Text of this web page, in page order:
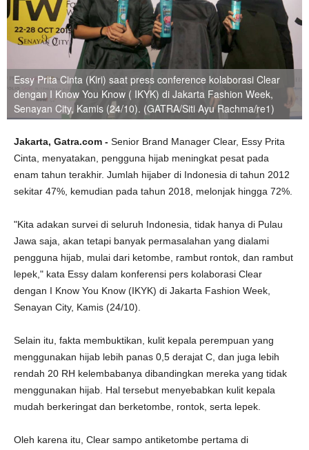
Essy Prita Cinta (Kiri) saat press conference kolaborasi Clear
dengan I Know You Know ( IKYK) di Jakarta Fashion Week,
Senayan City, Kamis (24/10). (GATRA/Siti Ayu Rachma/re1)
Jakarta, Gatra.com - Senior Brand Manager Clear, Essy Prita
Cinta, menyatakan, pengguna hijab meningkat pesat pada
enam tahun terakhir. Jumlah hijaber di Indonesia di tahun 2012
sekitar 47%, kemudian pada tahun 2018, melonjak hingga 72%.
"Kita adakan survei di seluruh Indonesia, tidak hanya di Pulau
Jawa saja, akan tetapi banyak permasalahan yang dialami
pengguna hijab, mulai dari ketombe, rambut rontok, dan rambut
lepek," kata Essy dalam konferensi pers kolaborasi Clear
dengan I Know You Know (IKYK) di Jakarta Fashion Week,
Senayan City, Kamis (24/10).
Selain itu, fakta membuktikan, kulit kepala perempuan yang
menggunakan hijab lebih panas 0,5 derajat C, dan juga lebih
rendah 20 RH kelembabanya dibandingkan mereka yang tidak
menggunakan hijab. Hal tersebut menyebabkan kulit kepala
mudah berkeringat dan berketombe, rontok, serta lepek.
Oleh karena itu, Clear sampo antiketombe pertama di